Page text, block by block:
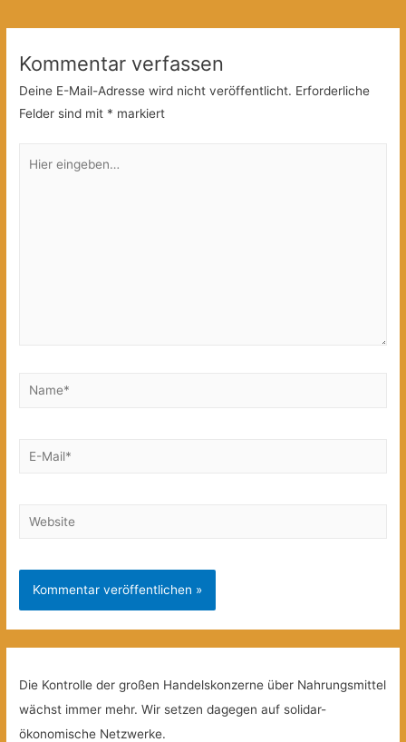
Kommentar verfassen
Deine E-Mail-Adresse wird nicht veröffentlicht. Erforderliche
Felder sind mit * markiert
eingeben…
Name*
E-
Website
Die Kontrolle der großen Handelskonzerne über Nahrungsmittel
wächst immer mehr. Wir setzen dagegen auf solidar-
ökonomische Netzwerke.